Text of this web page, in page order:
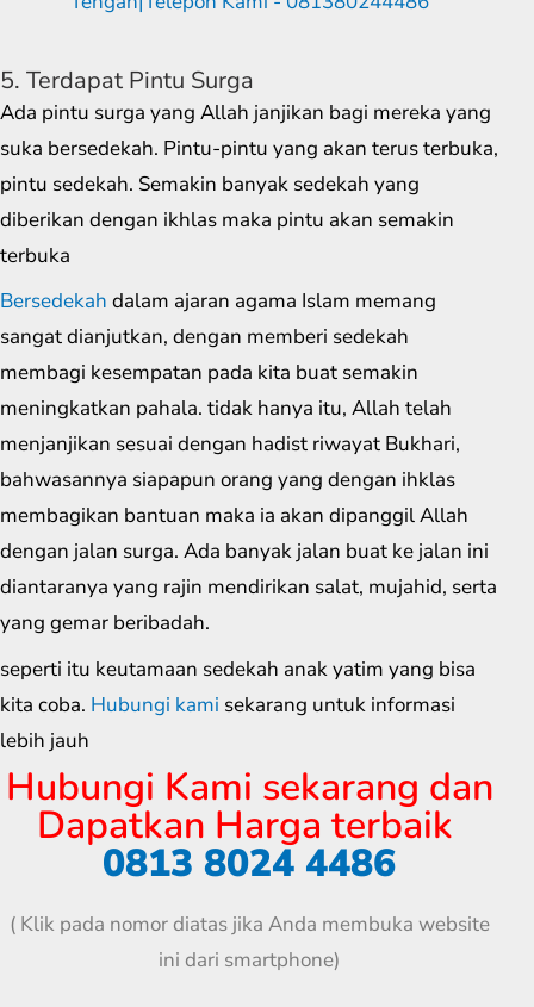
5. Terdapat Pintu Surga
Ada pintu surga yang Allah janjikan bagi mereka yang
suka bersedekah. Pintu-pintu yang akan terus terbuka,
pintu sedekah. Semakin banyak sedekah yang
diberikan dengan ikhlas maka pintu akan semakin
terbuka
Bersedekah dalam ajaran agama Islam memang
sangat dianjutkan, dengan memberi sedekah
membagi kesempatan pada kita buat semakin
meningkatkan pahala. tidak hanya itu, Allah telah
menjanjikan sesuai dengan hadist riwayat Bukhari,
bahwasannya siapapun orang yang dengan ihklas
membagikan bantuan maka ia akan dipanggil Allah
dengan jalan surga. Ada banyak jalan buat ke jalan ini
diantaranya yang rajin mendirikan salat, mujahid, serta
yang gemar beribadah.
seperti itu keutamaan sedekah anak yatim yang bisa
kita coba. Hubungi kami sekarang untuk informasi
lebih jauh
Hubungi Kami sekarang dan
Dapatkan Harga terbaik
0813 8024 4486
( Klik pada nomor diatas jika Anda membuka website
ini dari smartphone)